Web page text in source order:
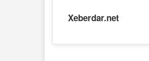
Xeberdar.net